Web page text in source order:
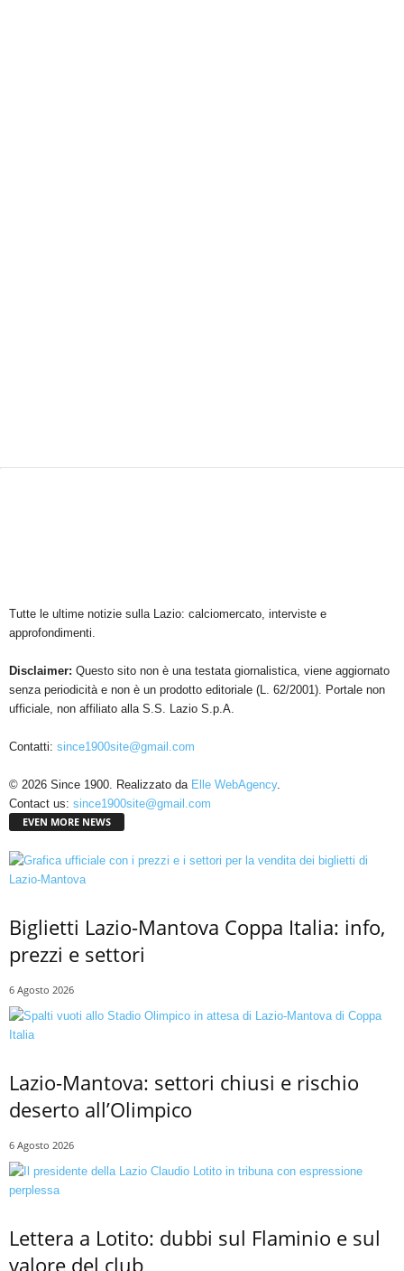
Tutte le ultime notizie sulla Lazio: calciomercato, interviste e
approfondimenti.
Disclaimer: Questo sito non è una testata giornalistica, viene aggiornato
senza periodicità e non è un prodotto editoriale (L. 62/2001). Portale non
ufficiale, non affiliato alla S.S. Lazio S.p.A.
Contatti: since1900site@gmail.com
© 2026 Since 1900. Realizzato da Elle WebAgency.
Contact us: since1900site@gmail.com
EVEN MORE NEWS
Biglietti Lazio-Mantova Coppa Italia: info,
prezzi e settori
6 Agosto 2026
Lazio-Mantova: settori chiusi e rischio
deserto all’Olimpico
6 Agosto 2026
Lettera a Lotito: dubbi sul Flaminio e sul
valore del club